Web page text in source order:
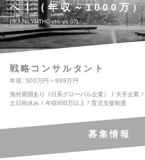
へ！（年収～1000万）
求人No.YMTHC-yhc-ys-07
戦略コンサルタント
年収
500万円～999万円
海外展開あり（日系グローバル企業）
大手企業
土日祝休み
年収600万以上 育児支援制度
募集情報